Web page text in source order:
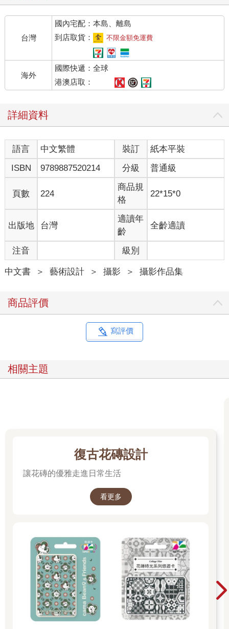
台灣
國內宅配：本島、離島
到店取貨：
不限金額免運費
海外
國際快遞：全球
港澳店取：
詳細資料
語言 中文繁體 裝訂
紙本平裝
ISBN
9789887520214 分級 普通級
頁數 224
商品規
格
22*15*0
出版地 台灣
適讀年
齡
全齡適讀
注音 級別
中文書 ＞ 藝術設計 ＞ 攝影 ＞ 攝影作品集
商品評價
寫評價
相關主題
復古花磚設計
讓花磚的優雅走進日常生活
看更多